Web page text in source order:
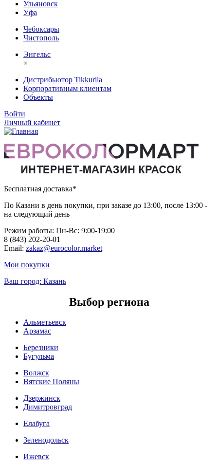
Ульяновск
Уфа
Чебоксары
Чистополь
Энгельс
×
Дистрибьютор Tikkurila
Корпоративным клиентам
Объекты
Войти
Личный кабинет
Бесплатная доставка*
По Казани в день покупки, при заказе до 13:00, после 13:00 -
на следующий день
Режим работы: Пн-Вc: 9:00-19:00
8 (843) 202-20-01
Email: zakaz@eurocolor.market
Мои покупки
Ваш город: Казань
Выбор региона
Альметьевск
Арзамас
Березники
Бугульма
Волжск
Вятские Поляны
Дзержинск
Димитровград
Елабуга
Зеленодольск
Ижевск